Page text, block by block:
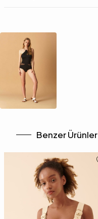
Benzer Ürünler